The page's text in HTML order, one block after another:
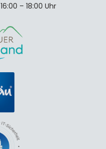
16:00 – 18:00 Uhr